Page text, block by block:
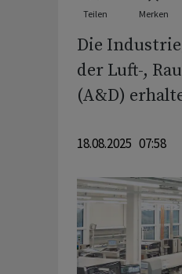
Teilen Merken
Die
der Luft-,
(A&D)
18.08.2025 07:58